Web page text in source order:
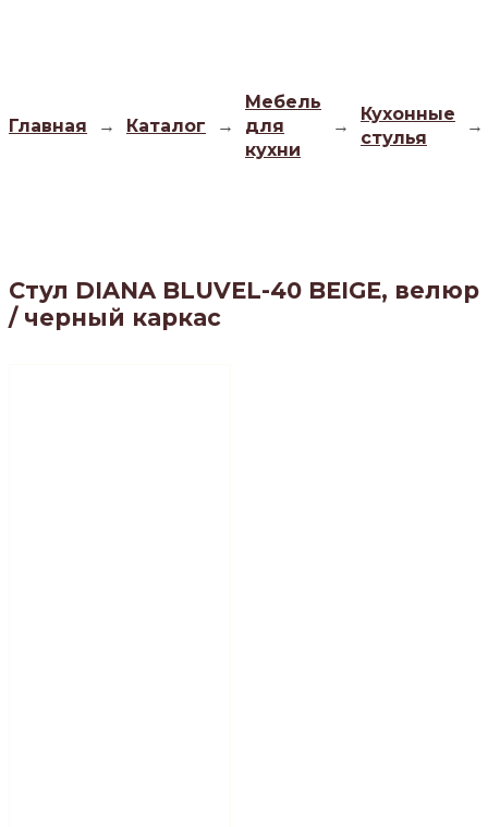
Главная → Каталог →
Мебель
для
кухни
→
Кухонные
стулья
→
Стул DIANA BLUVEL-40 BEIGE, велюр
/ черный каркас